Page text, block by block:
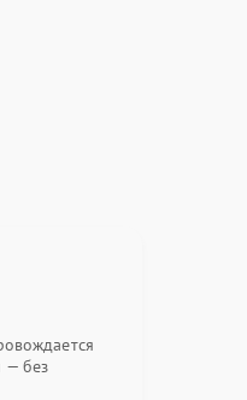
— без